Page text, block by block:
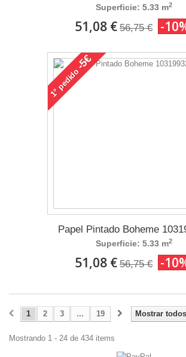
Superficie: 5.33 m2
51,08 € 56,75 € -
1°
pedido
-5€
Papel Pintado Boheme
Superficie: 5.33 m2
51,08 € 56,75 € -
Mostrar todos
1 2 3 ... 19
Mostrando 1 - 24 de 434 items